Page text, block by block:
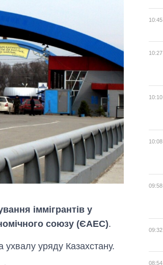
іммігрантів у
союзу (ЄАЕС).
ухвалу уряду Казахстану.
10:45
10:27
10:10
10:08
09:58
09:32
08:54